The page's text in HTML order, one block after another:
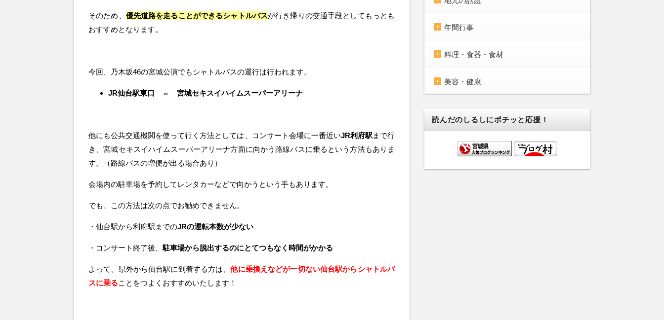
そのため、 優先道路を走ることができるシャトルバスが行き帰りの交通手段としてもっとも
おすすめとなります。
今回、乃木坂46の宮城公演でもシャトルバスの運行は行われます。
JR仙台駅東口 ⇔ 宮城セキスイハイムスーパーアリーナ
他にも公共交通機関を使って行く方法としては、コンサート会場に一番近いJR利府駅 まで行
き、宮城セキスイハイムスーパーアリーナ方面に向かう路線バスに乗るという方法もありま
す。（路線バスの増便が出る場合あり）
会場内の駐車場を予約してレンタカーなどで向かうという手もあります。
でも、この方法は次の点でお勧めできません。
・仙台駅から利府駅までのJRの運転本数が少ない
・コンサート終了後、 駐車場から脱出するのにとてつもなく時間がかかる
よって、県外から仙台駅に到着する方は、他に乗換えなどが一切ない仙台駅からシャトルバ
スに乗ることをつよくおすすめいたします！
年間行事
料理・食器・食材
美容・健康
読んだのしるしにポチッと応援！